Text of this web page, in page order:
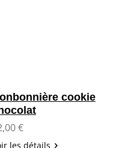
cookie
€
les détails